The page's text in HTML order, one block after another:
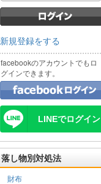
新規登録をする
facebookのアカウントでもロ
グインできます。
LINEでログイン
落し物別対処法
財布